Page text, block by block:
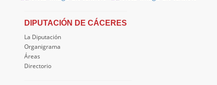
DIPUTACIÓN DE CÁCERES
La Diputación
Organigrama
Áreas
Directorio